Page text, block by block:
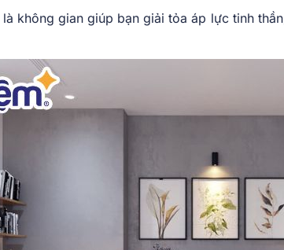
không gian giúp bạn giải tỏa áp lực tinh